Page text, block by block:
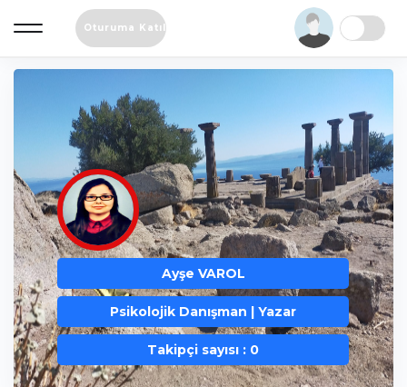
Oturuma Katıl
Ayşe VAROL
Psikolojik Danışman | Yazar
Takipçi sayısı : 0